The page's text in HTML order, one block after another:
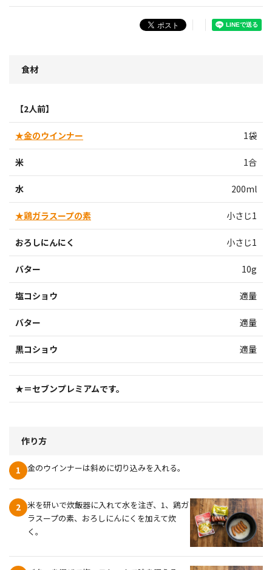
食材
【2人前】
★金のウインナー 1袋
米 1合
水 200ml
★鶏ガラスープの素 小さじ1
おろしにんにく 小さじ1
バター 10g
塩コショウ 適量
バター 適量
黒コショウ 適量
★＝セブンプレミアムです。
作り方
1 金のウインナーは斜めに切り込みを入れる。
2 米を研いで炊飯器に入れて水を注ぎ、1、鶏ガ
ラスープの素、おろしにんにくを加えて炊
く。